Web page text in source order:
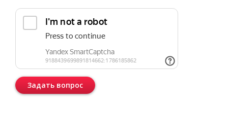
Задать вопрос